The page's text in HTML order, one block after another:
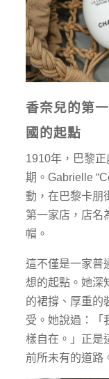
香奈兒的第
國的起點
1910年，巴黎
期。Gabrielle
動，在巴黎卡朋
第一家店，店名
帽。
這不僅是一家普
想的起點。她
的裙撐、厚重的
受。她說過：「
樣自在。」正是
前所未有的道路